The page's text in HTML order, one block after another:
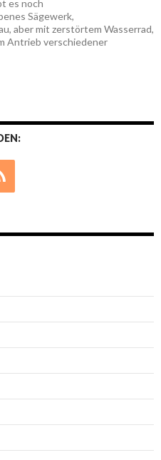
es noch
Sägewerk,
aber mit zerstörtem Wasserrad,
Antrieb verschiedener